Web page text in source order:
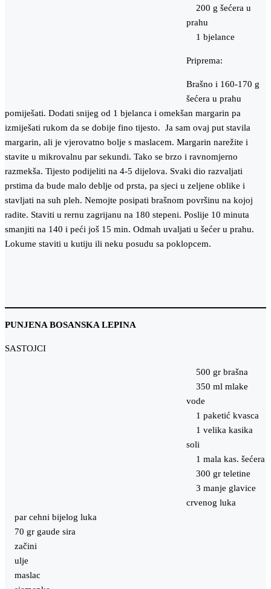
200 g šećera u
prahu
1 bjelance
Priprema:
Brašno i 160-170 g
šećera u prahu
pomiješati. Dodati snijeg od 1 bjelanca i omekšan margarin pa
izmiješati rukom da se dobije fino tijesto. Ja sam ovaj put stavila
margarin, ali je vjerovatno bolje s maslacem. Margarin narežite i
stavite u mikrovalnu par sekundi. Tako se brzo i ravnomjerno
razmekša. Tijesto podijeliti na 4-5 dijelova. Svaki dio razvaljati
prstima da bude malo deblje od prsta, pa sjeci u zeljene oblike i
stavljati na suh pleh. Nemojte posipati brašnom površinu na kojoj
radite. Staviti u rernu zagrijanu na 180 stepeni. Poslije 10 minuta
smanjiti na 140 i peći još 15 min. Odmah uvaljati u šećer u prahu.
Lokume staviti u kutiju ili neku posudu sa poklopcem.
PUNJENA BOSANSKA LEPINA
SASTOJCI
500 gr brašna
350 ml mlake
vode
1 paketić kvasca
1 velika kasika
soli
1 mala kas. šećera
300 gr teletine
3 manje glavice
crvenog luka
par cehni bijelog luka
70 gr gaude sira
začini
ulje
maslac